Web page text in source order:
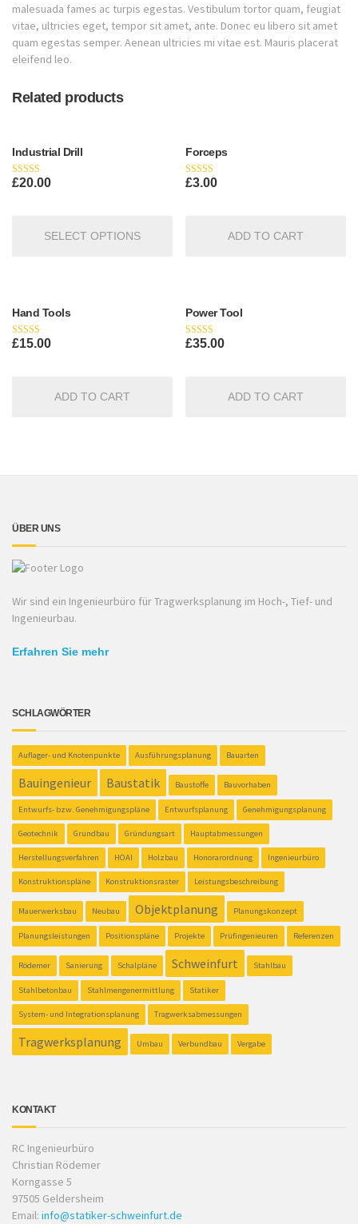
malesuada fames ac turpis egestas. Vestibulum tortor quam, feugiat
vitae, ultricies eget, tempor sit amet, ante. Donec eu libero sit amet
quam egestas semper. Aenean ultricies mi vitae est. Mauris placerat
eleifend leo.
Related products
Industrial Drill
Rated
£20.00
SELECT OPTIONS
Forceps
Rated
£3.00
ADD TO CART
Hand Tools
Rated
£15.00
ADD TO CART
Power Tool
Rated
£35.00
ADD TO CART
ÜBER UNS
Wir sind ein Ingenieurbüro für Tragwerksplanung im Hoch-, Tief- und
Ingenieurbau.
Erfahren Sie mehr
SCHLAGWÖRTER
Auflager- und Knotenpunkte Ausführungsplanung Bauarten
Bauingenieur Baustatik Baustoffe Bauvorhaben
Entwurfs- bzw. Genehmigungspläne Entwurfsplanung Genehmigungsplanung
Geotechnik Grundbau Gründungsart Hauptabmessungen
Herstellungsverfahren HOAI Holzbau Honorarordnung Ingenieurbüro
Konstruktionspläne Konstruktionsraster Leistungsbeschreibung
Mauerwerksbau Neubau Objektplanung Planungskonzept
Planungsleistungen Positionspläne Projekte Prüfingenieuren Referenzen
Rödemer Sanierung Schalpläne Schweinfurt Stahlbau
Stahlbetonbau Stahlmengenermittlung Statiker
System- und Integrationsplanung Tragwerksabmessungen
Tragwerksplanung Umbau Verbundbau Vergabe
KONTAKT
RC Ingenieurbüro
Christian Rödemer
Korngasse 5
97505 Geldersheim
Email: info@statiker-schweinfurt.de